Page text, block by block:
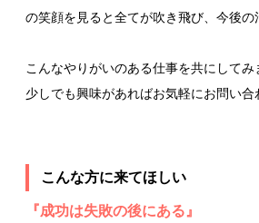
の笑顔を見ると全てが吹き飛び、今後の
こんなやりがいのある仕事を共にしてみ
少しでも興味があればお気軽にお問い合
こんな方に来てほしい
『成功は失敗の後にある』